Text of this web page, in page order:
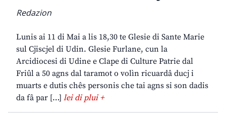
Redazion
Lunis ai 11 di Mai a lis 18,30 te Glesie di Sante Marie
sul Cjiscjel di Udin. Glesie Furlane, cun la
Arcidiocesi di Udine e Clape di Culture Patrie dal
Friûl a 50 agns dal taramot o volìn ricuardâ ducj i
muarts e dutis chês personis che tai agns si son dadis
da fâ par […] lei di plui +